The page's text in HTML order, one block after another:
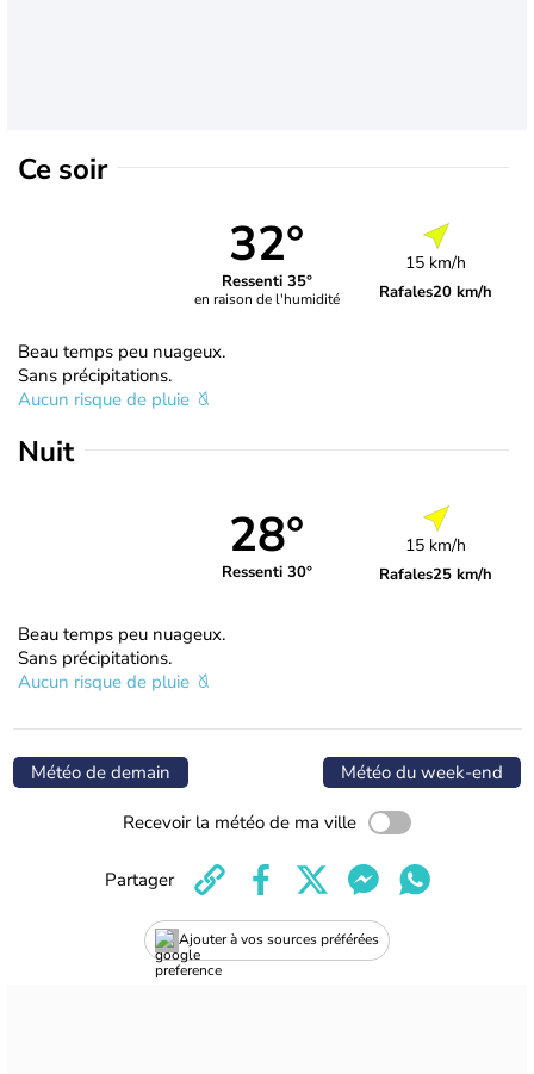
Ce soir
32°
Ressenti 35°
en raison de l'humidité
15 km/h
Rafales20 km/h
Beau temps peu nuageux.
Sans précipitations.
Aucun risque de pluie
Nuit
28°
Ressenti 30°
15 km/h
Rafales25 km/h
Beau temps peu nuageux.
Sans précipitations.
Aucun risque de pluie
Météo de demain Météo du week-end
Recevoir la météo de ma ville
Ajouter à vos sources préférées
Partager